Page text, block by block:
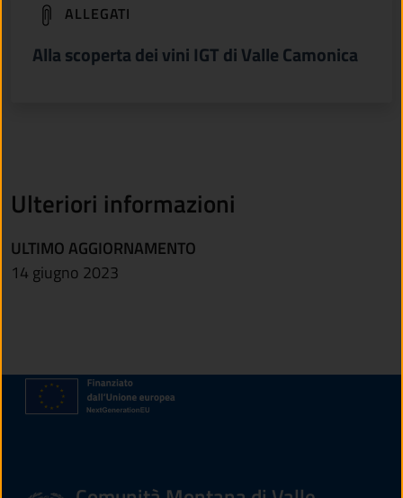
ALLEGATI
Alla scoperta dei vini IGT di Valle Camonica
(apre in un'altra scheda).
Ulteriori informazioni
ULTIMO AGGIORNAMENTO
14 giugno 2023